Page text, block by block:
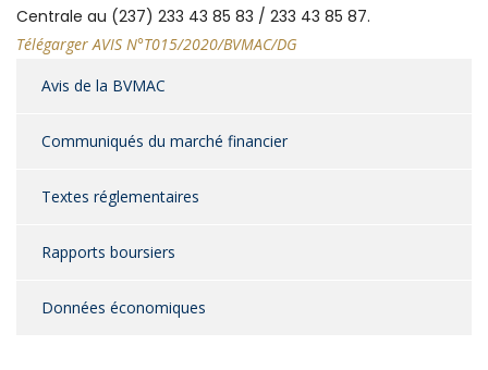
Centrale au (237) 233 43 85 83 / 233 43 85 87.
Télégarger AVIS N°T015/2020/BVMAC/DG
Avis de la BVMAC
Communiqués du marché financier
Textes réglementaires
Rapports boursiers
Données économiques